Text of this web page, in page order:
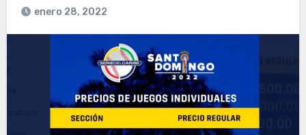
enero 28, 2022